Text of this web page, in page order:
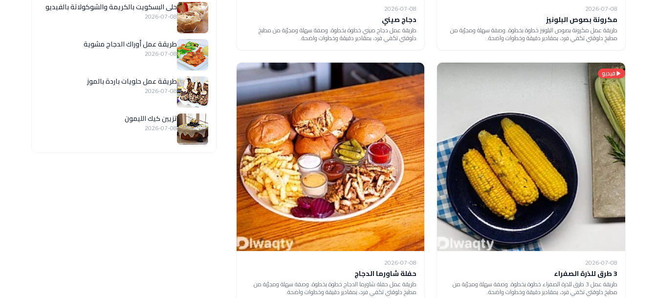
2026-07-08
مكرونة بصوص البلونيز
طريقة عمل مكرونة بصوص البلونيز خطوة بخطوة. وصفة سهلة ومجرّبة من
مطبخ دلوقتي تكفي فرد، بمقادير دقيقة وخطوات واضحة.
2026-07-08
دجاج صيني
طريقة عمل دجاج صيني خطوة بخطوة. وصفة سهلة ومجرّبة من مطبخ
دلوقتي تكفي فرد، بمقادير دقيقة وخطوات واضحة.
فيديو
2026-07-08
3 طرق للذرة الصفراء
طريقة عمل 3 طرق للذرة الصفراء خطوة بخطوة. وصفة سهلة ومجرّبة من
مطبخ دلوقتي تكفي فرد، بمقادير دقيقة وخطوات واضحة.
2026-07-08
حفلة شاورما الدجاج
طريقة عمل حفلة شاورما الدجاج خطوة بخطوة. وصفة سهلة ومجرّبة من
مطبخ دلوقتي تكفي فرد، بمقادير دقيقة وخطوات واضحة.
حلى البسكويت بالكريمة والشوكولاتة بالفيديو
2026-07-08
طريقة عمل أوراك الدجاج مشوية
2026-07-08
طريقة عمل حلويات باردة بالموز
2026-07-08
تزيين كيك الليمون
2026-07-08